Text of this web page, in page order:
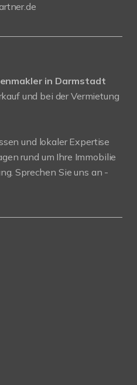
in Darmstadt
und bei der Vermietung
und lokaler Expertise
rund um Ihre Immobilie
Sprechen Sie uns an -